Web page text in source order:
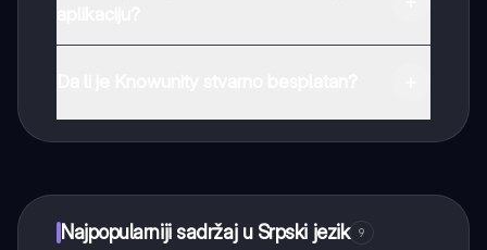
Najpopularniji sadržaj u Srpski jezik 9